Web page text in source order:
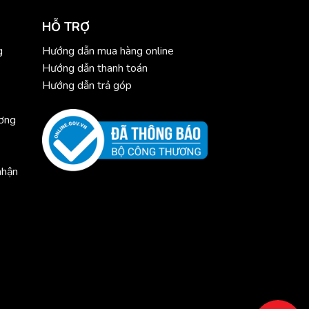
HỖ TRỢ
Hướng dẫn mua hàng online
Hướng dẫn thanh toán
Hướng dẫn trả góp